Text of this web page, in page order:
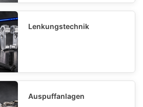
Lenkungstechnik
Auspuffanlagen